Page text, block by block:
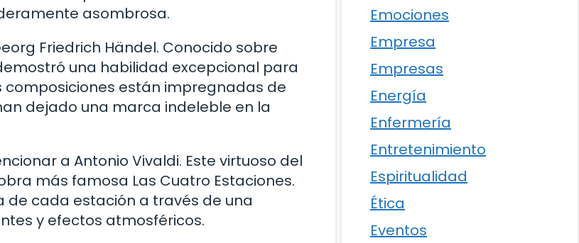
asombrosa.
Friedrich Händel. Conocido sobre
una habilidad excepcional para
están impregnadas de
dejado una marca indeleble en la
a Antonio Vivaldi. Este virtuoso del
más famosa Las Cuatro Estaciones.
de cada estación a través de una
y efectos atmosféricos.
Emociones
Empresa
Empresas
Energía
Enfermería
Entretenimiento
Espiritualidad
Ética
Eventos